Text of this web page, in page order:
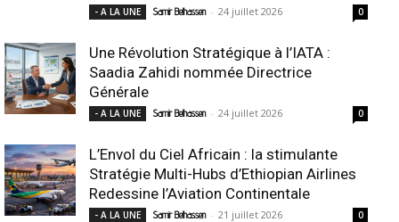
- A LA UNE Samir Belhassen - 24 juillet 2026 0
Une Révolution Stratégique à l’IATA :
Saadia Zahidi nommée Directrice
Générale
- A LA UNE Samir Belhassen - 24 juillet 2026 0
L’Envol du Ciel Africain : la stimulante
Stratégie Multi-Hubs d’Ethiopian Airlines
Redessine l’Aviation Continentale
- A LA UNE Samir Belhassen - 21 juillet 2026 0